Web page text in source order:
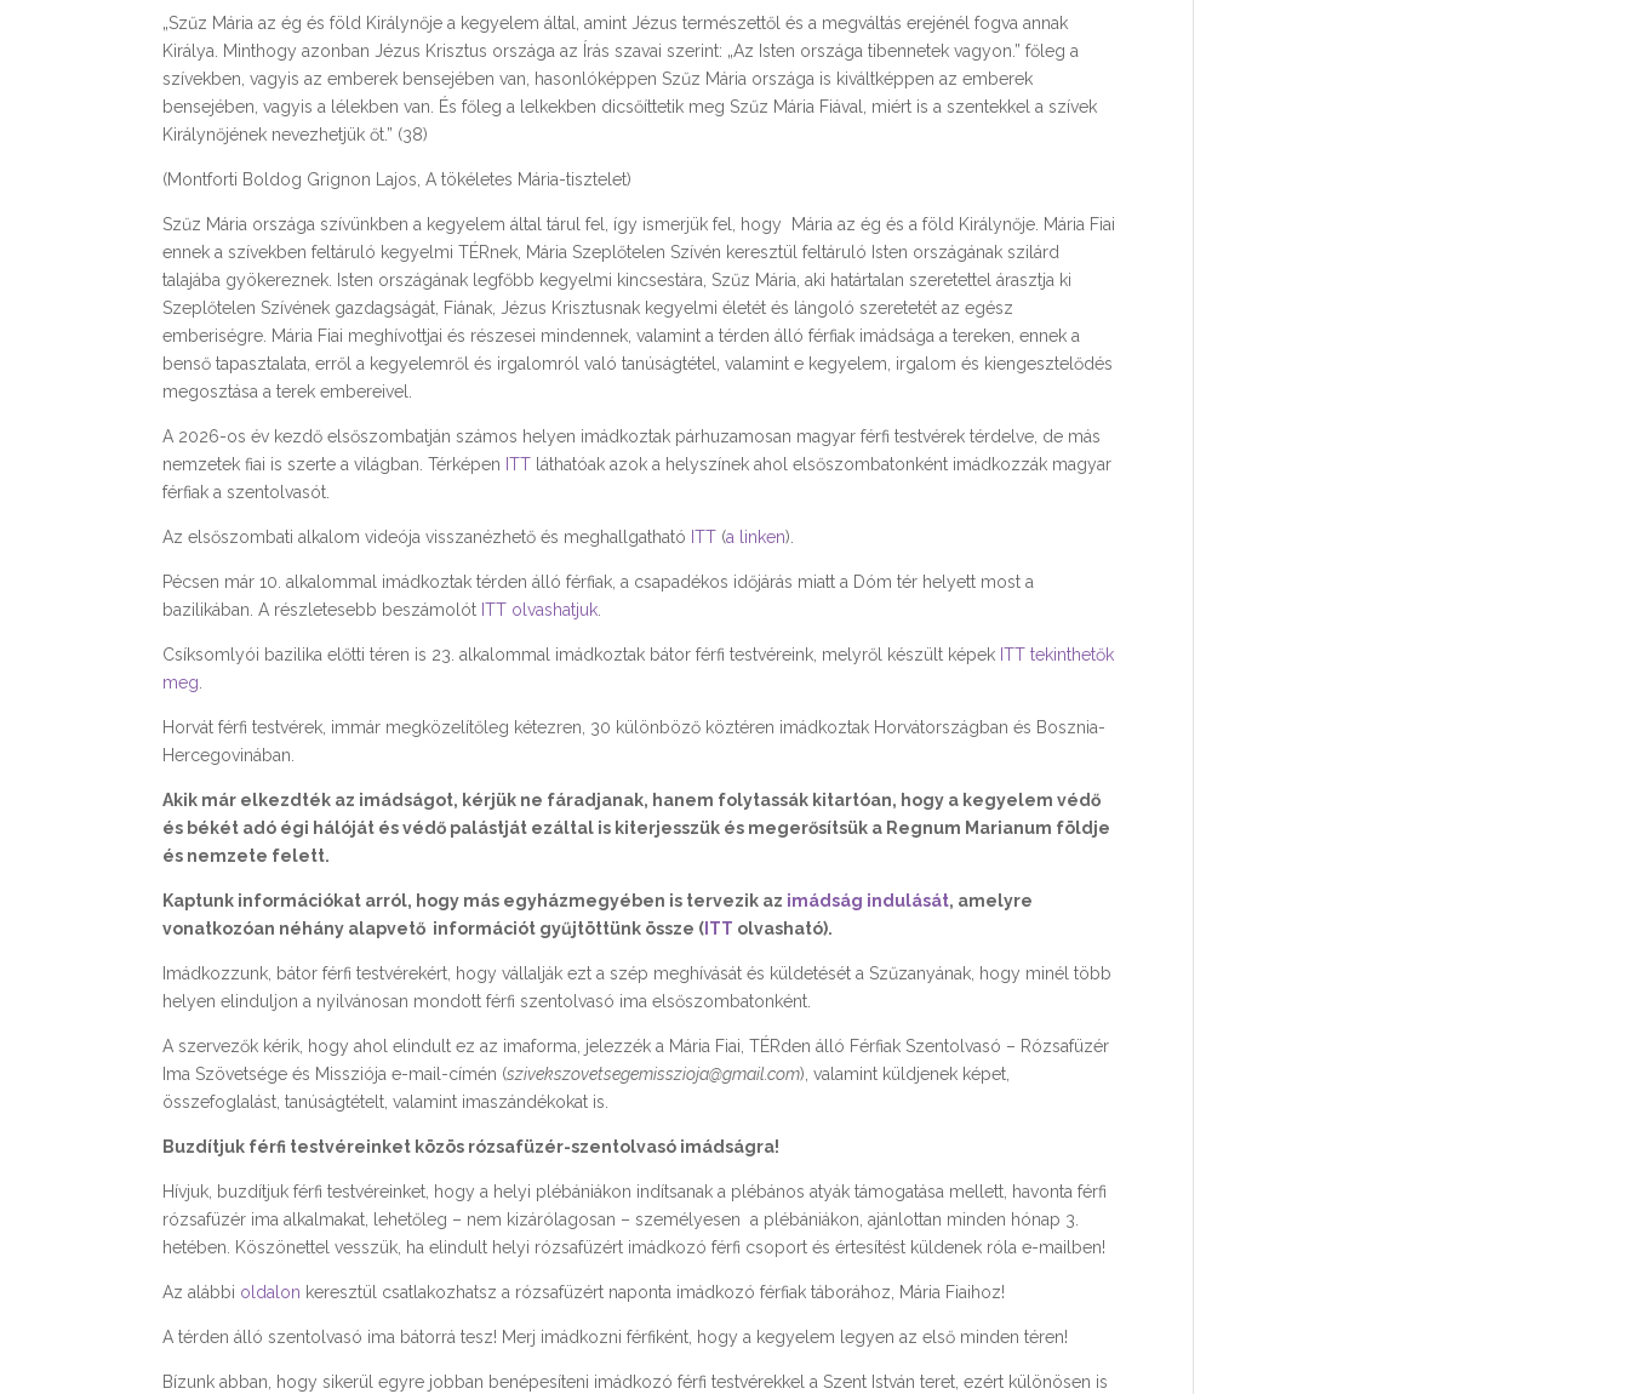
„Szűz Mária az ég és föld Királynője a kegyelem által, amint Jézus természettől és a megváltás erejénél fogva annak
Királya. Minthogy azonban Jézus Krisztus országa az Írás szavai szerint: „Az Isten országa tibennetek vagyon.” főleg a
szívekben, vagyis az emberek bensejében van, hasonlóképpen Szűz Mária országa is kiváltképpen az emberek
bensejében, vagyis a lélekben van. És főleg a lelkekben dicsőíttetik meg Szűz Mária Fiával, miért is a szentekkel a szívek
Királynőjének nevezhetjük őt.” (38)
(Montforti Boldog Grignon Lajos, A tökéletes Mária-tisztelet)
Szűz Mária országa szívünkben a kegyelem által tárul fel, így ismerjük fel, hogy Mária az ég és a föld Királynője. Mária Fiai
ennek a szívekben feltáruló kegyelmi TÉRnek, Mária Szeplőtelen Szívén keresztül feltáruló Isten országának szilárd
talajába gyökereznek. Isten országának legfőbb kegyelmi kincsestára, Szűz Mária, aki határtalan szeretettel árasztja ki
Szeplőtelen Szívének gazdagságát, Fiának, Jézus Krisztusnak kegyelmi életét és lángoló szeretetét az egész
emberiségre. Mária Fiai meghívottjai és részesei mindennek, valamint a térden álló férfiak imádsága a tereken, ennek a
benső tapasztalata, erről a kegyelemről és irgalomról való tanúságtétel, valamint e kegyelem, irgalom és kiengesztelődés
megosztása a terek embereivel.
A 2026-os év kezdő elsőszombatján számos helyen imádkoztak párhuzamosan magyar férfi testvérek térdelve, de más
nemzetek fiai is szerte a világban. Térképen ITT láthatóak azok a helyszínek ahol elsőszombatonként imádkozzák magyar
férfiak a szentolvasót.
Az elsőszombati alkalom videója visszanézhető és meghallgatható ITT (a linken).
Pécsen már 10. alkalommal imádkoztak térden álló férfiak, a csapadékos időjárás miatt a Dóm tér helyett most a
bazilikában. A részletesebb beszámolót ITT olvashatjuk.
Csíksomlyói bazilika előtti téren is 23. alkalommal imádkoztak bátor férfi testvéreink, melyről készült képek ITT tekinthetők
meg.
Horvát férfi testvérek, immár megközelítőleg kétezren, 30 különböző köztéren imádkoztak Horvátországban és Bosznia-
Hercegovinában.
Akik már elkezdték az imádságot, kérjük ne fáradjanak, hanem folytassák kitartóan, hogy a kegyelem védő
és békét adó égi hálóját és védő palástját ezáltal is kiterjesszük és megerősítsük a Regnum Marianum földje
és nemzete felett.
Kaptunk információkat arról, hogy más egyházmegyében is tervezik az imádság indulását, amelyre
vonatkozóan néhány alapvető információt gyűjtöttünk össze ( ITT olvasható).
Imádkozzunk, bátor férfi testvérekért, hogy vállalják ezt a szép meghívását és küldetését a Szűzanyának, hogy minél több
helyen elinduljon a nyilvánosan mondott férfi szentolvasó ima elsőszombatonként.
A szervezők kérik, hogy ahol elindult ez az imaforma, jelezzék a Mária Fiai, TÉRden álló Férfiak Szentolvasó – Rózsafüzér
Ima Szövetsége és Missziója e-mail-címén (szivekszovetsegemisszioja@gmail.com), valamint küldjenek képet,
összefoglalást, tanúságtételt, valamint imaszándékokat is.
Buzdítjuk férfi testvéreinket közös rózsafüzér-szentolvasó imádságra!
Hívjuk, buzdítjuk férfi testvéreinket, hogy a helyi plébániákon indítsanak a plébános atyák támogatása mellett, havonta férfi
rózsafüzér ima alkalmakat, lehetőleg – nem kizárólagosan – személyesen a plébániákon, ajánlottan minden hónap 3.
hetében. Köszönettel vesszük, ha elindult helyi rózsafüzért imádkozó férfi csoport és értesítést küldenek róla e-mailben!
Az alábbi oldalon keresztül csatlakozhatsz a rózsafüzért naponta imádkozó férfiak táborához, Mária Fiaihoz!
A térden álló szentolvasó ima bátorrá tesz! Merj imádkozni férfiként, hogy a kegyelem legyen az első minden téren!
Bízunk abban, hogy sikerül egyre jobban benépesíteni imádkozó férfi testvérekkel a Szent István teret, ezért különösen is